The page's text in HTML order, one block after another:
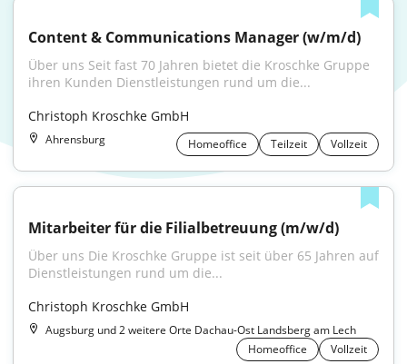
Content & Communications Manager (w/m/d)
Über uns Seit fast 70 Jahren bietet die Kroschke Gruppe
ihren Kunden Dienstleistungen rund um die...
Christoph Kroschke GmbH
Ahrensburg Homeoffice Teilzeit Vollzeit
Mitarbeiter für die Filialbetreuung (m/w/d)
Über uns Die Kroschke Gruppe ist seit über 65 Jahren auf
Dienstleistungen rund um die...
Christoph Kroschke GmbH
Augsburg und 2 weitere Orte Dachau-Ost Landsberg am Lech
Homeoffice
Vollzeit